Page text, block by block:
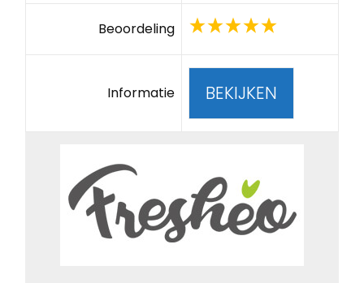
Beoordeling
Informatie BEKIJKEN